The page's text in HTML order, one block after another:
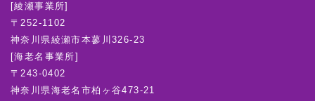
[綾瀬事業所]
〒252-1102
神奈川県綾瀬市本蓼川326-23
[海老名事業所]
〒243-0402
神奈川県海老名市柏ヶ谷473-21